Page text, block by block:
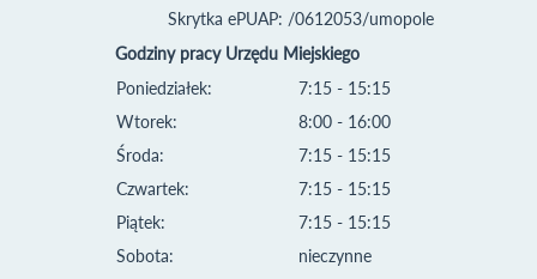
Skrytka ePUAP: /0612053/umopole
Godziny pracy Urzędu Miejskiego
Poniedziałek:
Wtorek:
Środa:
Czwartek:
Piątek:
Sobota:
7:15 - 15:15
8:00 - 16:00
7:15 - 15:15
7:15 - 15:15
7:15 - 15:15
nieczynne